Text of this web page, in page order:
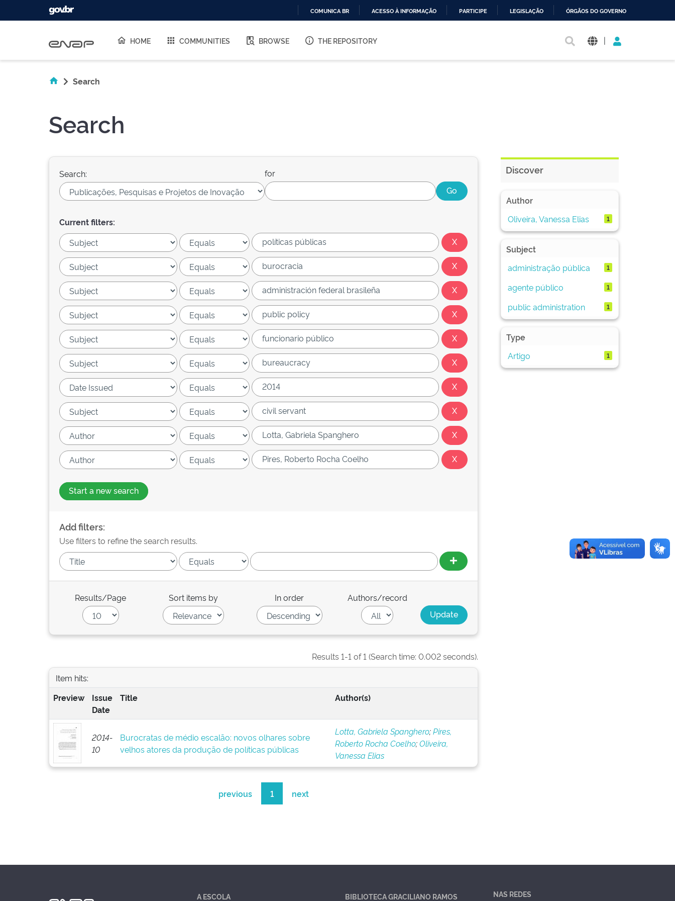
O
COMUNICA BR ACESSO À INFORMAÇÃO PARTICIPE LEGISLAÇÃO ÓRGÃOS DO GOVERNO
HOME COMMUNITIES BROWSE THE REPOSITORY |
Search
Search
Search: for
Current filters:
Start a new search
Add filters:
Use filters to refine the search results.
Results/Page Sort items by In order Authors/record
Results 1-1 of 1 (Search time: 0.002 seconds).
Item hits:
Preview
Issue
Date
Title Author(s)
2014-
10
Burocratas de médio escalão: novos olhares sobre
velhos atores da produção de políticas públicas
Lotta, Gabriela Spanghero;Pires,
Roberto Rocha Coelho;Oliveira,
Vanessa Elias
previous 1 next
Discover
Author
Oliveira, Vanessa Elias
1
Subject
administração pública
1
agente público 1
public administration 1
Type
Artigo
1
A ESCOLA BIBLIOTECA GRACILIANO RAMOS NAS REDES